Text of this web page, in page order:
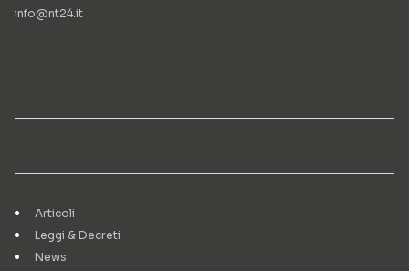
info@nt24.it
Articoli
Leggi & Decreti
News